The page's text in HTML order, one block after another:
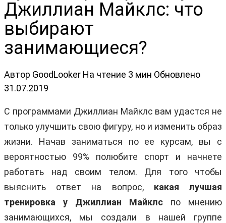
Джиллиан Майклс: что
выбирают
занимающиеся?
Автор GoodLooker На чтение 3 мин Обновлено
31.07.2019
С программами Джиллиан Майклс вам удастся не
только улучшить свою фигуру, но и изменить образ
жизни. Начав заниматься по ее курсам, вы с
вероятностью 99% полюбите спорт и начнете
работать над своим телом. Для того чтобы
выяснить ответ на вопрос, какая лучшая
тренировка у Джиллиан Майклс по мнению
занимающихся, мы создали в нашей группе